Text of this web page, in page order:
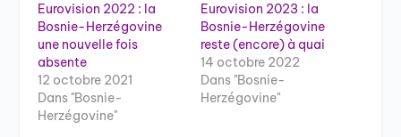
Eurovision 2022 : la
Bosnie-Herzégovine
une nouvelle fois
absente
12 octobre 2021
Dans "Bosnie-
Herzégovine"
Eurovision 2023 : la
Bosnie-Herzégovine
reste (encore) à quai
14 octobre 2022
Dans "Bosnie-
Herzégovine"